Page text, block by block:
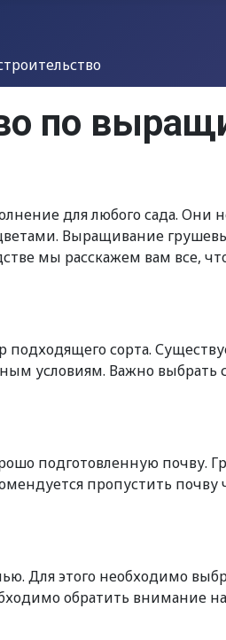
по
для любого сада.
Выращивание
мы расскажем вам все,
сорта.
условиям. Важно
подготовленную
пропустить
Для этого необходимо
обратить внимание